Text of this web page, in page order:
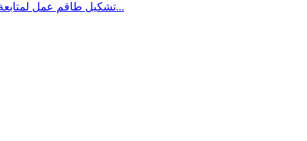
تشكيل طاقم عمل لمتابعة قانون المواطنة وتوفير المعلومات للعائلات والمؤسسات لمواجهة هذا القانون في نهاية ورشة عمل استضافتها قرية مجد الكروم يوم الخميس...